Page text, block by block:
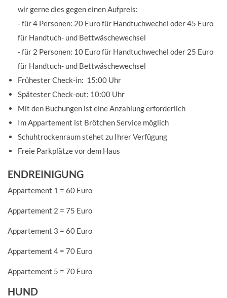
wir gerne dies gegen einen Aufpreis:
- für 4 Personen: 20 Euro für Handtuchwechel oder 45 Euro
für Handtuch- und Bettwäschewechsel
- für 2 Personen: 10 Euro für Handtuchwechel oder 25 Euro
für Handtuch- und Bettwäschewechsel
Frühester Check-in: 15:00 Uhr
Spätester Check-out: 10:00 Uhr
Mit den Buchungen ist eine Anzahlung erforderlich
Im Appartement ist Brötchen Service möglich
Schuhtrockenraum stehet zu Ihrer Verfügung
Freie Parkplätze vor dem Haus
ENDREINIGUNG
Appartement 1 = 60 Euro
Appartement 2 = 75 Euro
Appartement 3 = 60 Euro
Appartement 4 = 70 Euro
Appartement 5 = 70 Euro
HUND